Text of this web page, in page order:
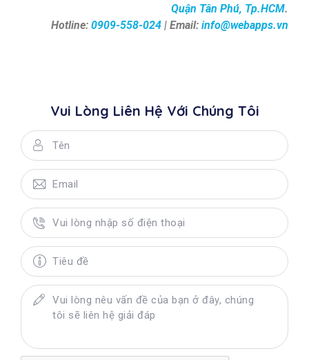
Quận Tân Phú, Tp.HCM.
Hotline: 0909-558-024 | Email: info@webapps.vn
Vui Lòng Liên Hệ Với Chúng Tôi